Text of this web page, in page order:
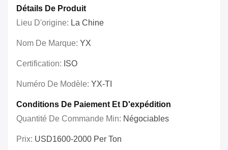
Détails De Produit
Lieu D'origine: La Chine
Nom De Marque: YX
Certification: ISO
Numéro De Modèle: YX-TI
Conditions De Paiement Et D'expédition
Quantité De Commande Min: Négociables
Prix: USD1600-2000 Per Ton